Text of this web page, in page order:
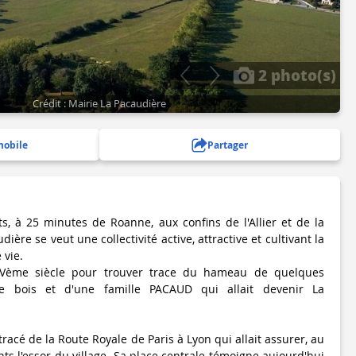
2 photo(s)
Crédit : Mairie La Pacaudière
Partager
à 25 minutes de Roanne, aux confins de l'Allier et de la
se veut une collectivité active, attractive et cultivant la
vie.
siècle pour trouver trace du hameau de quelques
bois et d'une famille PACAUD qui allait devenir La
de la Route Royale de Paris à Lyon qui allait assurer, au